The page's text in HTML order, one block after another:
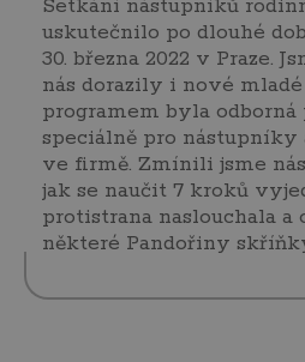
Setkání nástupníků
uskutečnilo po dlouhé
30. března 2022 v Praze.
nás dorazily i nové
programem byla odborná
speciálně pro
ve firmě. Zmínili jsme
jak se naučit 7 kroků
protistrana naslouchala
některé Pandořiny